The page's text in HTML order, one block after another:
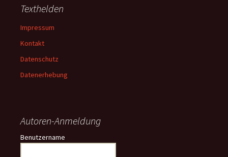
Texthelden
Impressum
Kontakt
Datenschutz
Datenerhebung
Autoren-Anmeldung
Benutzername